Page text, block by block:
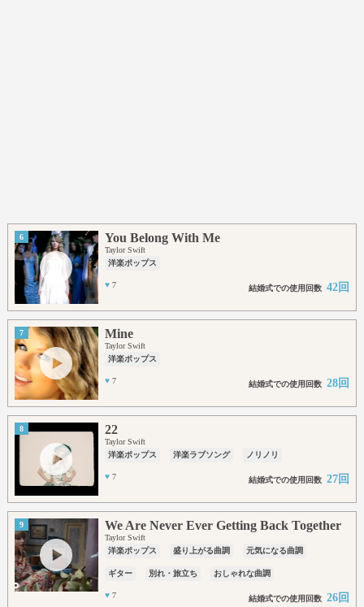
6 You Belong With Me
Taylor Swift
洋楽ポップス
♥ 7 結婚式での使用回数 42回
7 Mine
Taylor Swift
洋楽ポップス
♥ 7 結婚式での使用回数 28回
8 22
Taylor Swift
洋楽ポップス
洋楽ラブソング ノリノリ
♥ 7 結婚式での使用回数 27回
9 We Are Never Ever Getting Back Together
Taylor Swift
洋楽ポップス
盛り上がる曲調 元気になる曲調
ギター 別れ・旅立ち おしゃれな曲調
♥ 7 結婚式での使用回数 26回